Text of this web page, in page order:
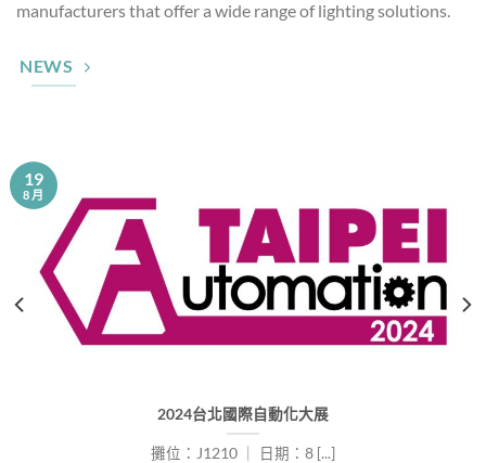
manufacturers that offer a wide range of lighting solutions.
NEWS
2024台北國際自動化大展
攤位：J1210 ｜ 日期：8 [...]
19
8 月